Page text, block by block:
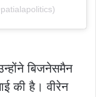
बिजनेसमैन
की है। वीरेन